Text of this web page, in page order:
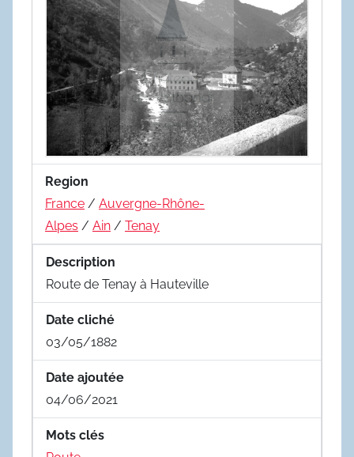
Region
France / Auvergne-Rhône-
Alpes / Ain / Tenay
Description
Route de Tenay à Hauteville
Date cliché
03/05/1882
Date ajoutée
04/06/2021
Mots clés